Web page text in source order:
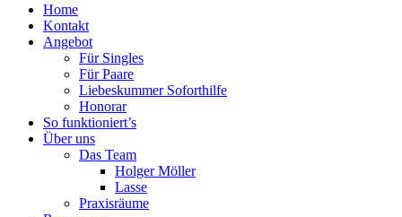
oben
scrollen
Home
Kontakt
Angebot
Für Singles
Für Paare
Liebeskummer Soforthilfe
Honorar
So funktioniert’s
Über uns
Das Team
Holger Möller
Lasse
Praxisräume